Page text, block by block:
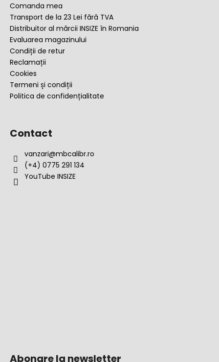
Comanda mea
Transport de la 23 Lei fără TVA
Distribuitor al mărcii INSIZE în Romania
Evaluarea magazinului
Condiții de retur
Reclamații
Cookies
Termeni și condiții
Politica de confidențialitate
Contact
vanzari@mbcalibr.ro
(+4) 0775 291 134
YouTube INSIZE
Abonare la newsletter